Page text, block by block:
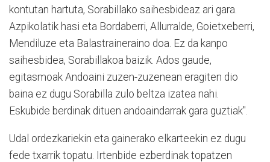
kontutan hartuta, Sorabillako saihesbideaz ari gara.
Azpikolatik hasi eta Bordaberri, Allurralde, Goietxeberri,
Mendiluze eta Balastraineraino doa. Ez da kanpo
saihesbidea, Sorabillakoa baizik. Ados gaude,
egitasmoak Andoaini zuzen-zuzenean eragiten dio
baina ez dugu Sorabilla zulo beltza izatea nahi.
Eskubide berdinak dituen andoaindarrak gara guztiak".
Udal ordezkariekin eta gainerako elkarteekin ez dugu
fede txarrik topatu. Irtenbide ezberdinak topatzen